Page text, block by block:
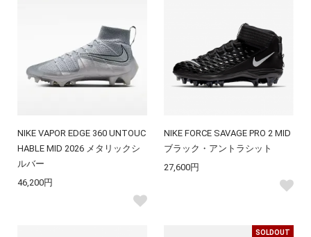
NIKE VAPOR EDGE 360 UNTOUC
HABLE MID 2026 メタリックシ
ルバー
46,200円
NIKE FORCE SAVAGE PRO 2 MID
ブラック・アントラシット
27,600円
SOLDOUT